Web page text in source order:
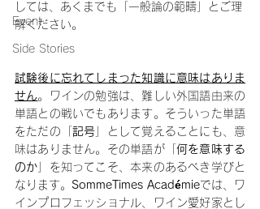
Event
Side Stories
しては、あくまでも「一般論の範疇」とご理
解ください。
試験後に忘れてしまった知識に意味はありま
せん。ワインの勉強は、難しい外国語由来の
単語との戦いでもあります。そういった単語
をただの「記号 」として覚えることにも、意
味はありません。その単語が「 何を意味する
のか 」を知ってこそ、本来のあるべき学びと
なります。 SommeTimes Académieでは、ワ
インプロフェッショナル、ワイン愛好家とし